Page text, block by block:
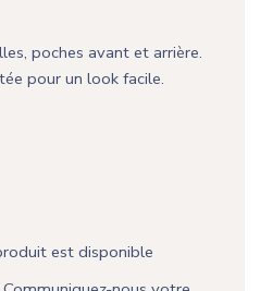
poches avant et arrière.
pour un look facile.
est disponible